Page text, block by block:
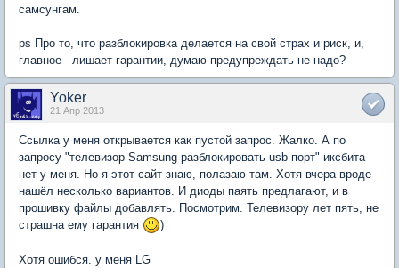
самсунгам.
ps Про то, что разблокировка делается на свой страх и риск, и,
главное - лишает гарантии, думаю предупреждать не надо?
Yoker
21 Апр 2013
Ссылка у меня открывается как пустой запрос. Жалко. А по
запросу "телевизор Samsung разблокировать usb порт" иксбита
нет у меня. Но я этот сайт знаю, полазаю там. Хотя вчера вроде
нашёл несколько вариантов. И диоды паять предлагают, и в
прошивку файлы добавлять. Посмотрим. Телевизору лет пять, не
страшна ему гарантия
)
Хотя ошибся. у меня LG